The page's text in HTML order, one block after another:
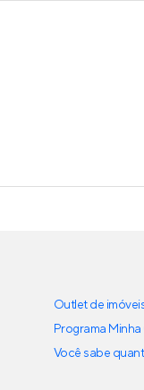
Outlet de
Programa
Você sabe